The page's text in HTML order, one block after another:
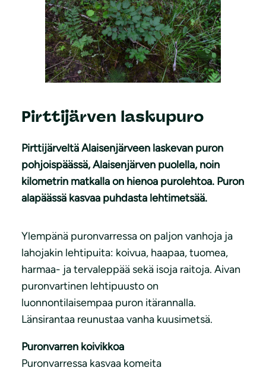
Pirttijärven laskupuro
Pirttijärveltä Alaisenjärveen laskevan puron
pohjoispäässä, Alaisenjärven puolella, noin
kilometrin matkalla on hienoa purolehtoa. Puron
alapäässä kasvaa puhdasta lehtimetsää.
Ylempänä puronvarressa on paljon vanhoja ja
lahojakin lehtipuita: koivua, haapaa, tuomea,
harmaa- ja tervaleppää sekä isoja raitoja. Aivan
puronvartinen lehtipuusto on
luonnontilaisempaa puron itärannalla.
Länsirantaa reunustaa vanha kuusimetsä.
Puronvarren koivikkoa
Puronvarressa kasvaa komeita